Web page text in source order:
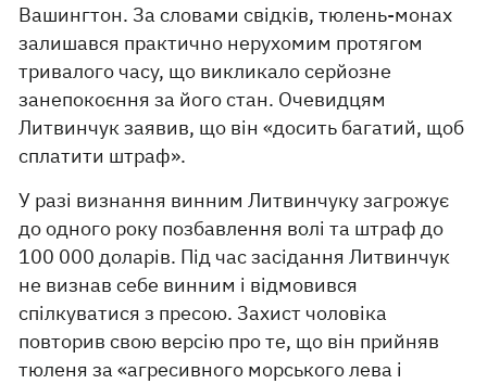
Вашингтон. За словами свідків, тюлень-монах
залишався практично нерухомим протягом
тривалого часу, що викликало серйозне
занепокоєння за його стан. Очевидцям
Литвинчук заявив, що він «досить багатий, щоб
сплатити штраф».
У разі визнання винним Литвинчуку загрожує
до одного року позбавлення волі та штраф до
100 000 доларів. Під час засідання Литвинчук
не визнав себе винним і відмовився
спілкуватися з пресою. Захист чоловіка
повторив свою версію про те, що він прийняв
тюленя за «агресивного морського лева і